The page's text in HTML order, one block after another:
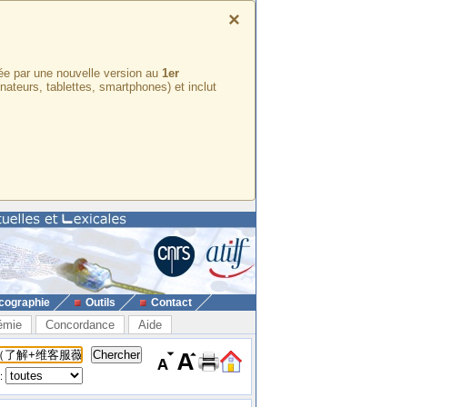
×
par une nouvelle version au 1er
tablettes, smartphones) et inclut
Outils Contact
Concordance Aide